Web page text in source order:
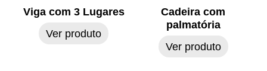
Viga com 3 Lugares
Ver produto
Cadeira com
palmatória
Ver produto